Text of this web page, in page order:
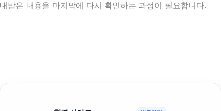
내받은 내용을 마지막에 다시 확인하는 과정이 필요합니다.